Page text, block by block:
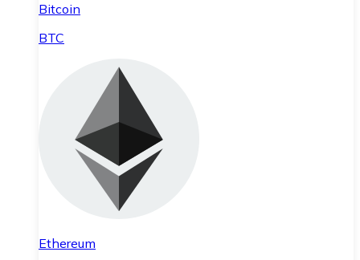
Bitcoin
BTC
Ethereum